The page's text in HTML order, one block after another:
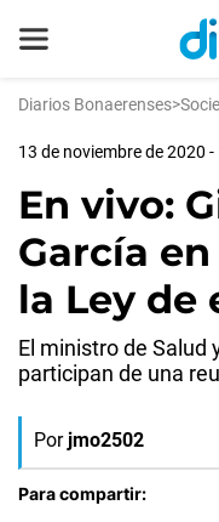
Diarios Bonaerenses>
13 de noviembre de 2020 -
En vivo:
García
la Ley de
El ministro de Salud
participan de una
Por jmo2502
Para compartir: